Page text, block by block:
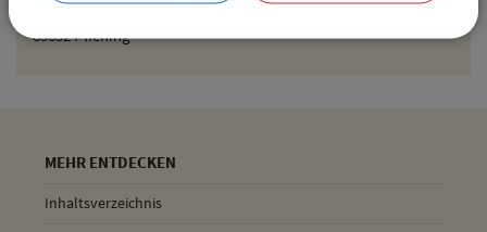
Geltinger Str. 18
85652 Pliening
MEHR ENTDECKEN
Inhaltsverzeichnis